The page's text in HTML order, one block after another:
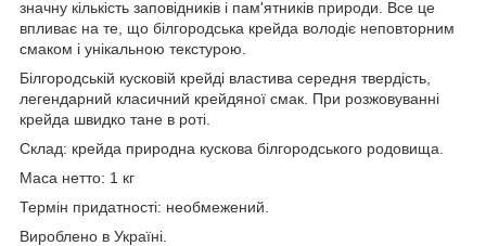
значну кількість заповідників і пам'ятників природи. Все це
впливає на те, що білгородська крейда володіє неповторним
смаком і унікальною текстурою.
Білгородській кусковій крейді властива середня твердість,
легендарний класичний крейдяної смак. При розжовуванні
крейда швидко тане в роті.
Склад: крейда природна кускова білгородського родовища.
Маса нетто: 1 кг
Термін придатності: необмежений.
Вироблено в Україні.